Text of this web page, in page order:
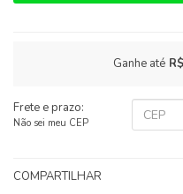
Ganhe até
Frete e prazo:
Não sei meu CEP
COMPARTILHAR